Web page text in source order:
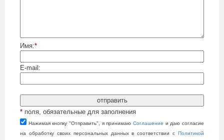
Имя:*
E-mail:
* поля, обязательные для заполнения
Нажимая кнопку "Отправить", я принимаю Cоглашение и даю согласие
на обработку своих персональных данных в соответствии с Политикой